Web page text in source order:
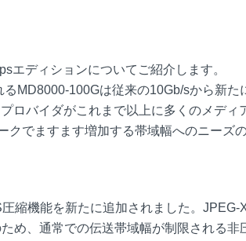
エディションについてご紹介します。
MD8000-100Gは従来の10Gb/sから新た
ロバイダがこれまで以上に多くのメディ
クでますます増加する帯域幅へのニーズ
縮機能を新たに追加されました。JPEG-
め、通常での伝送帯域幅が制限される非